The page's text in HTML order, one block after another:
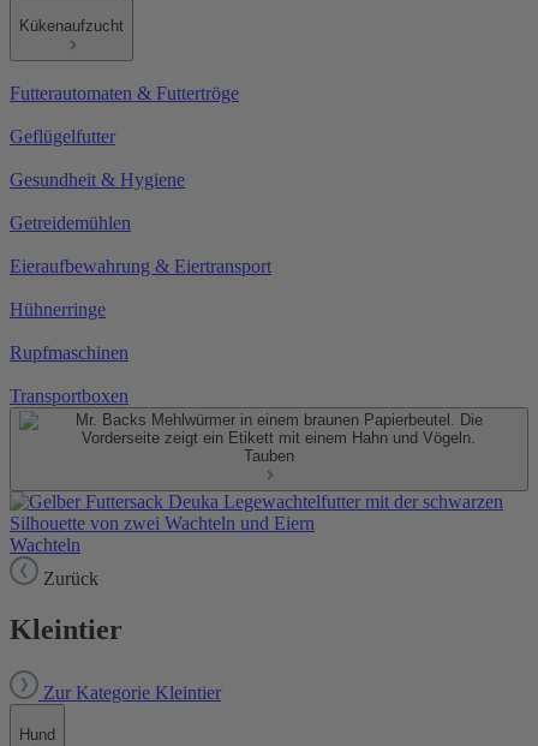
Kükenaufzucht
Futterautomaten & Futtertröge
Geflügelfutter
Gesundheit & Hygiene
Getreidemühlen
Eieraufbewahrung & Eiertransport
Hühnerringe
Rupfmaschinen
Transportboxen
Tauben
Wachteln
Zurück
Kleintier
Zur Kategorie Kleintier
Hund